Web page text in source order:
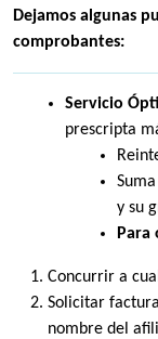
Dejamos algunas
comprobantes:
Servicio
prescripta
y su
Concurrir a
Solicitar
nombre del